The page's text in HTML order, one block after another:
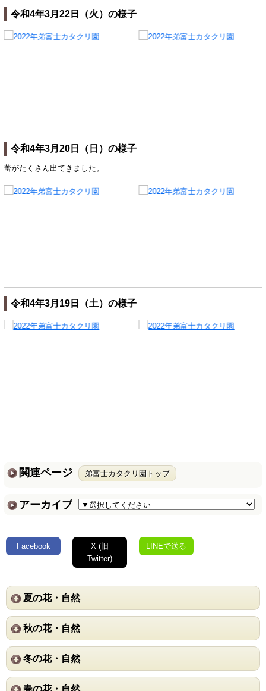
令和4年3月22日（火）の様子
令和4年3月20日（日）の様子
蕾がたくさん出てきました。
令和4年3月19日（土）の様子
関連ページ 弟富士カタクリ園トップ
アーカイブ
Facebook
X (旧
Twitter)
LINEで送る
夏の花・自然
秋の花・自然
冬の花・自然